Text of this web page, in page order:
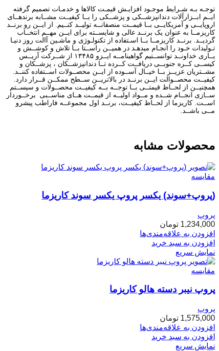
توجـه بـه شـرایط موجـود افزایـش قیمـت کالاها و خدمـات تصمیم گرفته
ایــم ابــزارآلات دندانپزشــکی و پزشــکی را بــا کیفیــت مشــابه برندهــای
اروپایــی و آمریکایــی بــا قیمــت منصفانــه تولیــد کنــیم. از ایــن رو برنــد
کاریزمــا به عنوان یک برنــد عالی و شایســته برای ایــن مهــم انتخــاب
گردیــد. برنــد کاریزمــا بــا اسـتفاده از تکنولـوژی و ماشـین آالت روز دنیـا
تـولیدات خـود را انجـام میدهـد در همیــن راســتا بــا تلاش و کوشــش و
یــاری خداونــد توانســتیم گواهینامــه ایــزو ۱۳۴۸۵ از شــرکت آریــس
کیســی کــره جنوبــی دریافــت کــرده تــا دندانپزشــکان ، پزشــکان و
مشــتریان عزیــز بــا خیــال آســوده از ایــن محصــولات اســتفاده کننــد.
کیفیــت محصــوالت ایــن برنــد در بالاتریــن ســطح ممکــن قــرار دارد.
همچنیــن از لحــاظ قیمتــی بــا توجــه بــه کیفیــت محصــولات و سیســتم
ســازی انجــام شــده و مــواد اولیــه از قیمــت هــای مناســبی برخــوردار
اســت. کاریزما از لحــاظ کیفیــت، برنــد اول مجموعــه فاراطب پیشرو
مــی باشــد.
محصولات مشابه
مقایسه
(پروپ+سوند) یکسر پروپ یکسر سوند کاریزما
پروپ
1,234,000 تومان
افزودن به علاقه‌مندی‌ها
افزودن به سبد خرید
نمایش سریع
مقایسه
پروپ نیبر دسته هالو کاریزما
پروپ
1,575,000 تومان
افزودن به علاقه‌مندی‌ها
افزودن به سبد خرید
نمایش سریع